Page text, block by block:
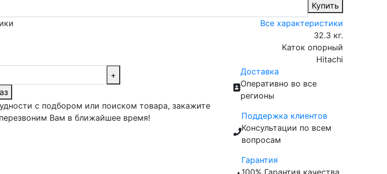
Купить
Все характеристики
32.3 кг.
Каток опорный
Hitachi
+
с подбором или поиском товара, закажите
Вам в ближайшее время!
Доставка
Оперативно во все
регионы
Поддержка клиентов
Консультации по всем
вопросам
Гарантия
100% Гарантия качества